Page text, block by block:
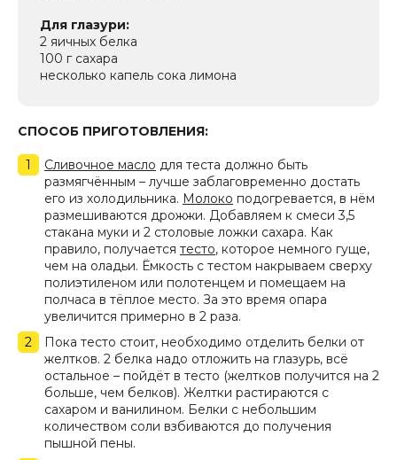
Для глазури:
2 яичных белка
100 г сахара
несколько капель сока лимона
СПОСОБ ПРИГОТОВЛЕНИЯ:
Сливочное масло для теста должно быть
размягчённым – лучше заблаговременно достать
его из холодильника. Молоко подогревается, в нём
размешиваются дрожжи. Добавляем к смеси 3,5
стакана муки и 2 столовые ложки сахара. Как
правило, получается тесто, которое немного гуще,
чем на оладьи. Ёмкость с тестом накрываем сверху
полиэтиленом или полотенцем и помещаем на
полчаса в тёплое место. За это время опара
увеличится примерно в 2 раза.
Пока тесто стоит, необходимо отделить белки от
желтков. 2 белка надо отложить на глазурь, всё
остальное – пойдёт в тесто (желтков получится на 2
больше, чем белков). Желтки растираются с
сахаром и ванилином. Белки с небольшим
количеством соли взбиваются до получения
пышной пены.